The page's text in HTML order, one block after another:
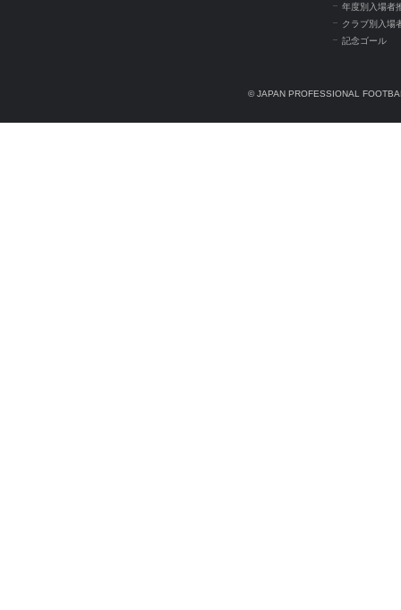
年度別入場者
クラブ別入場
記念ゴール
© JAPAN PROFESSIONAL